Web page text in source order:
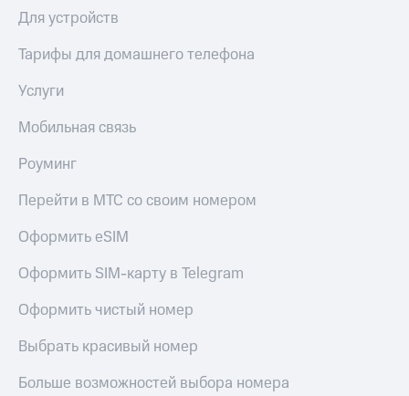
Для устройств
Тарифы для домашнего телефона
Услуги
Мобильная связь
Роуминг
Перейти в МТС со своим номером
Оформить eSIM
Оформить SIM-карту в Telegram
Оформить чистый номер
Выбрать красивый номер
Больше возможностей выбора номера